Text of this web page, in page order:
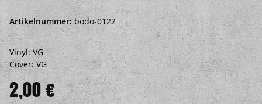
Artikelnummer: bodo-0122
Vinyl: VG
Cover: VG
2,00 €